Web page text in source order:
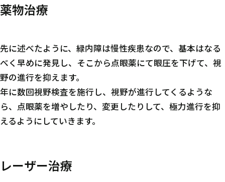
薬物治療
先に述べたように、緑内障は慢性疾患なので、基本はなる
べく早めに発見し、そこから点眼薬にて眼圧を下げて、視
野の進行を抑えます。
年に数回視野検査を施行し、視野が進行してくるような
ら、点眼薬を増やしたり、変更したりして、極力進行を抑
えるようにしていきます。
レーザー治療